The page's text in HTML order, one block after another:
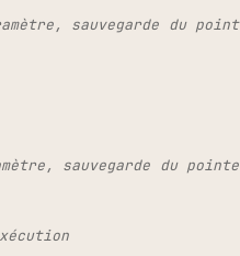
sauvegarde du point
sauvegarde du pointe